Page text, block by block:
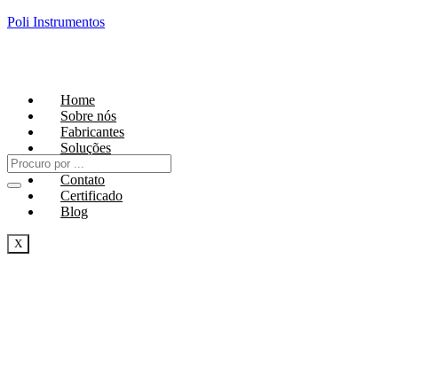
Poli Instrumentos
Home
Sobre nós
Fabricantes
Soluções
Laboratório
Contato
Certificado
Blog
X